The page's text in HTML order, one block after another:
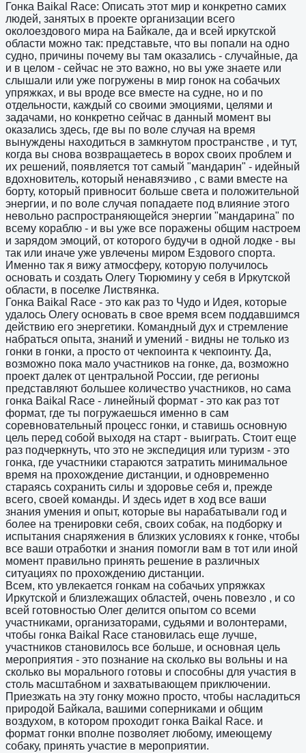
Гонка Baikal Race: Описать этот мир и конкретно самих
людей, занятых в проекте организации всего
околоездового мира на Байкале, да и всей иркутской
области можно так: представьте, что вы попали на одно
судно, причины почему вы там оказались - случайные, да
и в целом - сейчас не это важно, но вы уже знаете или
слышали или уже погружены в мир гонок на собачьих
упряжках, и вы вроде все вместе на судне, но и по
отдельности, каждый со своими эмоциями, целями и
задачами, но конкретно сейчас в данный момент вы
оказались здесь, где вы по воле случая на время
вынуждены находиться в замкнутом пространстве , и тут,
когда вы снова возвращаетесь в ворох своих проблем и
их решений, появляется тот самый "мандарин" - идейный
вдохновитель, который ненавязчиво , с вами вместе на
борту, который привносит больше света и положительной
энергии, и по воле случая попадаете под влияние этого
невольно распространяющейся энергии "мандарина" по
всему кораблю - и вы уже все поражены общим настроем
и зарядом эмоций, от которого будучи в одной лодке - вы
так или иначе уже увлечены миром Ездового спорта.
Именно так я вижу атмосферу, которую получилось
основать и создать Олегу Тюрюмину у себя в Иркутской
области, в поселке Листвянка.
Гонка Baikal Race - это как раз то Чудо и Идея, которые
удалось Олегу основать в свое время всем поддавшимся
действию его энергетики. Командный дух и стремление
набраться опыта, знаний и умений - видны не только из
гонки в гонки, а просто от чекпоинта к чекпоинту. Да,
возможно пока мало участников на гонке, да, возможно
проект далек от центральной России, где регионы
представляют большее количество участников, но сама
гонка Baikal Race - линейный формат - это как раз тот
формат, где ты погружаешься именно в сам
соревновательный процесс гонки, и ставишь основную
цель перед собой выходя на старт - выиграть. Стоит еще
раз подчеркнуть, что это не экспедиция или туризм - это
гонка, где участники стараются затратить минимальное
время на прохождение дистанции, и одновременно
стараясь сохранить силы и здоровье себя и, прежде
всего, своей команды. И здесь идет в ход все ваши
знания умения и опыт, которые вы нарабатывали год и
более на тренировки себя, своих собак, на подборку и
испытания снаряжения в близких условиях к гонке, чтобы
все ваши отработки и знания помогли вам в тот или иной
момент правильно принять решение в различных
ситуациях по прохождению дистанции.
Всем, кто увлекается гонкам на собачьих упряжках
Иркутской и близлежащих областей, очень повезло , и со
всей готовностью Олег делится опытом со всеми
участниками, организаторами, судьями и волонтерами,
чтобы гонка Baikal Race становилась еще лучше,
участников становилось все больше, и основная цель
мероприятия - это познание на сколько вы вольны и на
сколько вы морального готовы и способны для участия в
столь масштабном и захватывающем приключении.
Приезжать на эту гонку можно просто, чтобы насладиться
природой Байкала, вашими соперниками и общим
воздухом, в котором проходит гонка Baikal Race. и
формат гонки вполне позволяет любому, имеющему
собаку, принять участие в мероприятии.